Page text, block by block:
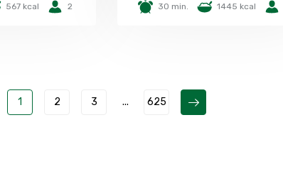
567 kcal 2 30 min. 1445 kcal
1 2 3 ... 625